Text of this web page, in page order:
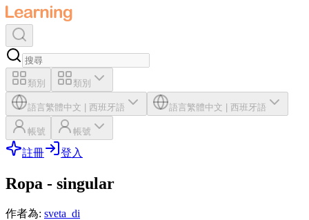
類別 類別
語言繁體中文 西班牙語 語言繁體中文 西班牙語
帳號 帳號
註冊 登入
Ropa - singular
作者為: sveta_di